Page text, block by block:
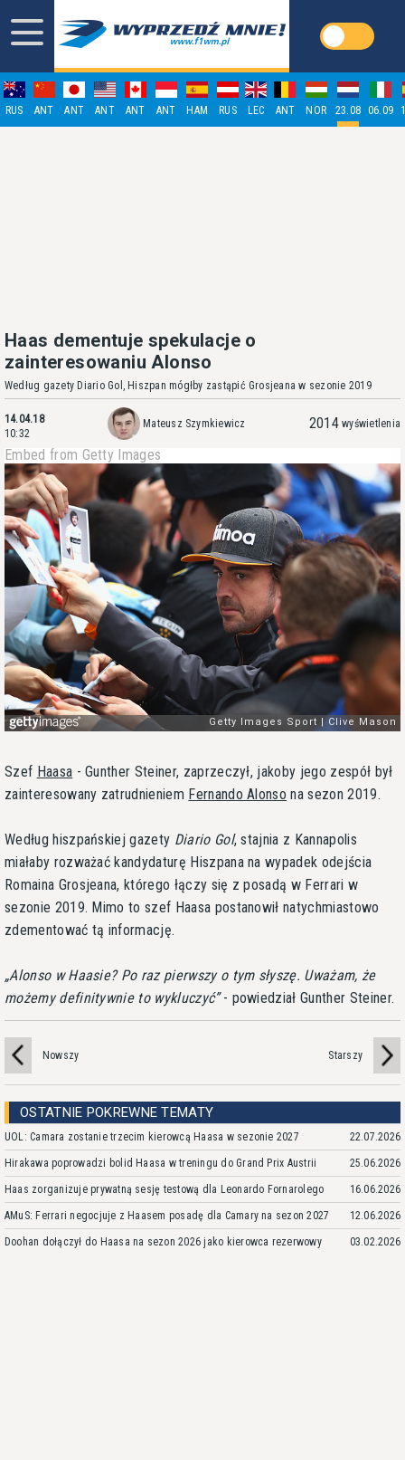
RUS ANT ANT ANT ANT ANT HAM RUS LEC ANT NOR 23.08 06.09
Haas dementuje spekulacje o
zainteresowaniu Alonso
Według gazety Diario Gol, Hiszpan mógłby zastąpić Grosjeana w sezonie 2019
14.04.18
10:32
Mateusz Szymkiewicz 2014 wyświetlenia
Embed from Getty Images
Szef Haasa - Gunther Steiner, zaprzeczył, jakoby jego zespół był
zainteresowany zatrudnieniem Fernando Alonso na sezon 2019.
Według hiszpańskiej gazety Diario Gol, stajnia z Kannapolis
miałaby rozważać kandydaturę Hiszpana na wypadek odejścia
Romaina Grosjeana, którego łączy się z posadą w Ferrari w
sezonie 2019. Mimo to szef Haasa postanowił natychmiastowo
zdementować tą informację.
Alonso w Haasie? Po raz pierwszy o tym słyszę. Uważam, że
możemy definitywnie to wykluczyć - powiedział Gunther Steiner.
Nowszy Starszy
OSTATNIE POKREWNE TEMATY
UOL: Camara zostanie trzecim kierowcą Haasa w sezonie 2027 22.07.2026
Hirakawa poprowadzi bolid Haasa w treningu do Grand Prix Austrii 25.06.2026
Haas zorganizuje prywatną sesję testową dla Leonardo Fornarolego 16.06.2026
AMuS: Ferrari negocjuje z Haasem posadę dla Camary na sezon 2027 12.06.2026
Doohan dołączył do Haasa na sezon 2026 jako kierowca rezerwowy 03.02.2026